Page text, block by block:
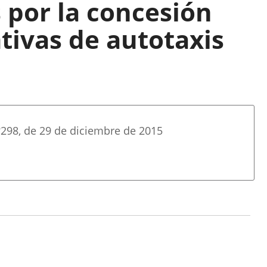
la concesión
de autotaxis
298, de 29 de diciembre de 2015